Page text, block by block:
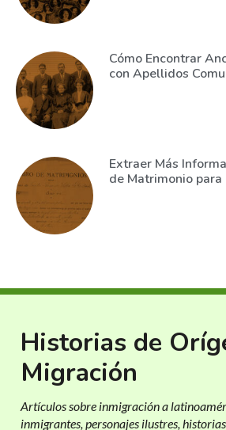
Cómo Encontrar
con Apellidos
Extraer Más
de Matrimonio
Historias de
Migración
Artículos sobre inmigración a
inmigrantes, personajes ilustres,